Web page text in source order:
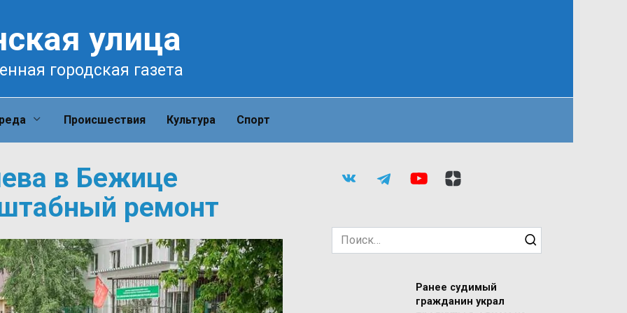
улица
городская газета
Происшествия Культура Спорт
в Бежице
ремонт
Search
for:
Ранее судимый
гражданин украл